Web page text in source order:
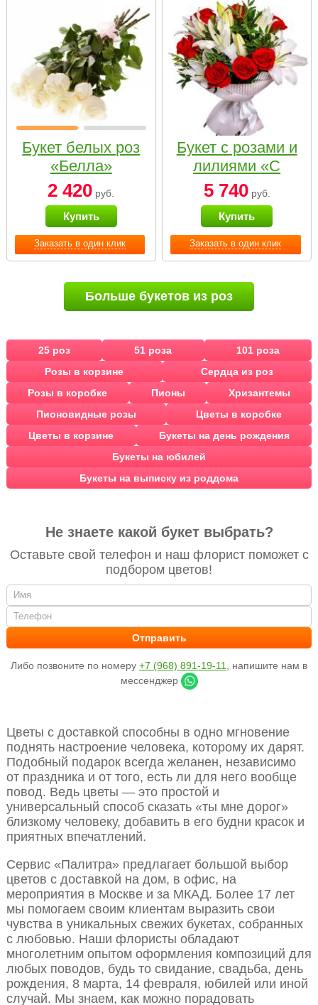
Заказать в один клик
Букет белых роз
«Белла»
2 420 руб.
Купить
Заказать в один клик
Букет с розами и
лилиями «С
наилучшими
пожеланиями»
5 740руб.
Купить
Больше букетов из роз
25 роз 51 роза
101 роза
Розы в корзине
Сердца из роз
Розы в коробке
Пионы
Хризантемы
Пионовидные розы
Цветы в коробке
Цветы в корзине
Букеты на день рождения
Букеты на юбилей
Букеты на выписку из роддома
Не знаете какой букет выбрать?
Оставьте свой телефон и наш флорист поможет с
подбором цветов!
Либо позвоните по номеру +7 (968) 891-19-11
, напишите нам в
мессенджер
Цветы с доставкой способны в одно мгновение
поднять настроение человека, которому их дарят.
Подобный подарок всегда желанен, независимо
от праздника и от того, есть ли для него вообще
повод. Ведь цветы — это простой и
универсальный способ сказать «ты мне дорог»
близкому человеку, добавить в его будни красок и
приятных впечатлений.
Сервис «Палитра» предлагает большой выбор
цветов с доставкой на дом, в офис, на
мероприятия в Москве и за МКАД. Более 17 лет
мы помогаем своим клиентам выразить свои
чувства в уникальных свежих букетах, собранных
с любовью. Наши флористы обладают
многолетним опытом оформления композиций для
любых поводов, будь то свидание, свадьба, день
рождения, 8 марта, 14 февраля, юбилей или иной
случай. Мы знаем, как можно порадовать